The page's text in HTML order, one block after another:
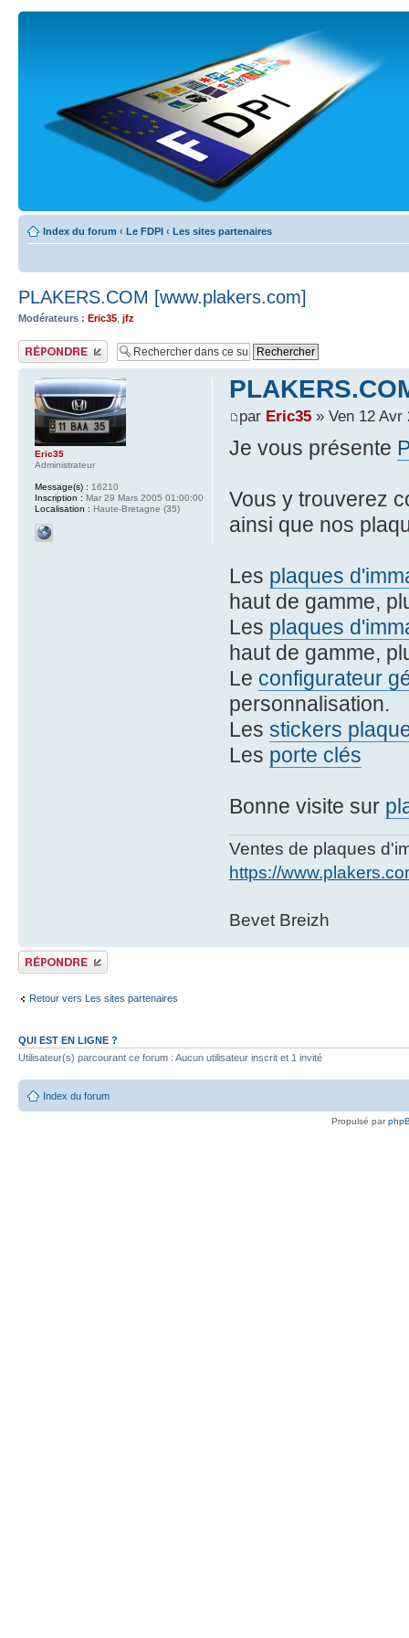
Index du forum ‹ Le FDPI ‹ Les sites partenaires
PLAKERS.COM [www.plakers.com]
Modérateurs : Eric35 jfz
Publier une réponse
par Eric35» Ven 12 Avr
Je vous présente
Vous y trouverez
ainsi que nos
Les plaques
haut de gamme,
Les plaques
haut de gamme,
Le configurateur
personnalisation.
Les stickers
Les porte clés
Bonne visite sur
Ventes de plaques
https://
Bevet Breizh
Eric35
Administrateur
Message(s) : 16210
Inscription : Mar 29 Mars 2005 01:00:00
Localisation : Haute-Bretagne (35)
Publier une réponse
Retour vers Les sites partenaires
QUI EST EN LIGNE ?
Utilisateur(s) parcourant ce forum : Aucun utilisateur inscrit et 1 invité
Index du forum
Propulsé par